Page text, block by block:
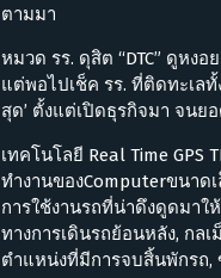
ตามมา
หมวด รร. ดุสิต “DTC” ดูหง
แต่พอไปเช็ค รร. ที่ติดทะเล
สุด’ ตั้งแต่เปิดธุรกิจมา จนย
เทคโนโลยี Real Time
ทำงานของComputerขนาด
การใช้งานรถที่น่าดึงดูดมาใ
ทางการเดินรถย้อนหลัง, กล
ตำแหน่งที่มีการจบสิ้นพักรถ,